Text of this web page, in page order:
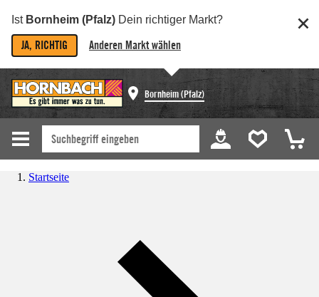
Ist Bornheim (Pfalz) Dein richtiger Markt?
JA, RICHTIG Anderen Markt wählen
Bornheim (Pfalz)
Startseite